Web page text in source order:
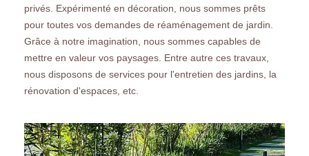
privés. Expérimenté en décoration, nous sommes prêts
pour toutes vos demandes de réaménagement de jardin.
Grâce à notre imagination, nous sommes capables de
mettre en valeur vos paysages. Entre autre ces travaux,
nous disposons de services pour l'entretien des jardins, la
rénovation d'espaces, etc.